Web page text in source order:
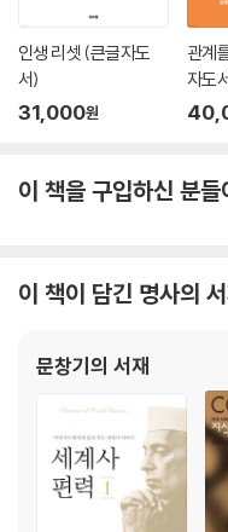
라면 나중에 감당 안 되는 순
그러나 디지털 세상에서는 다
다. 원고를 써야 할 때는 각 노
재편집된다. 검색으로 각 데이
워크적 지식의 생성이다.
게 생성된 지식은 일부 살아남
말 많이 부끄러웠다.
을 이용해 자료를 서로 공유
게 아니다. 말 그대로 ‘집단 지
지식 경영이란 이와 같은 구
--- p. 369~370
인생 리셋 (큰글자도
서)
31,000원
관계
자도
이 책을 구입하신 분
이 책이 담긴 명사의
문창기의 서재